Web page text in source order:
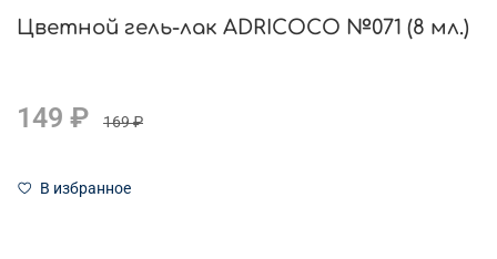
Цветной гель-лак ADRICOCO №071 (8 мл.)
149 ₽ 169 ₽
В избранное